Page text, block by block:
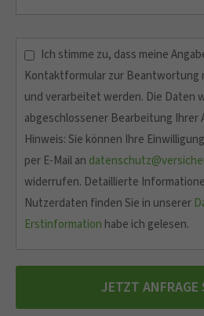
Ich stimme zu, dass meine
Kontaktformular zur Beantwortung
und verarbeitet werden. Die Daten
abgeschlossener Bearbeitung Ihrer
Hinweis: Sie können Ihre
per E-Mail an
widerrufen. Detaillierte
Nutzerdaten finden Sie in unserer
Erstinformation habe ich gelesen.
JETZT ANFRAGE